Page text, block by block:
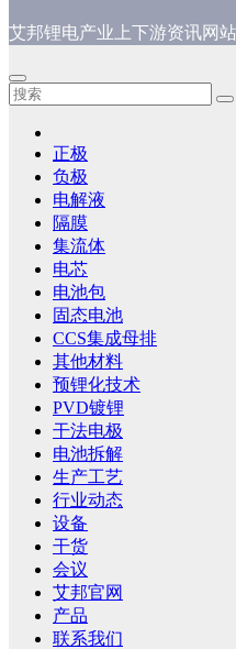
艾邦锂电产业上下游资讯网站
正极
负极
电解液
隔膜
集流体
电芯
电池包
固态电池
CCS集成母排
其他材料
预锂化技术
PVD镀锂
干法电极
电池拆解
生产工艺
行业动态
设备
干货
会议
艾邦官网
产品
联系我们